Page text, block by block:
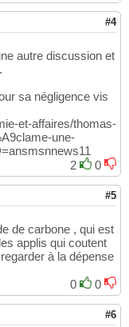
#4
autre discussion et
sa négligence vis
et-affaires/thomas-
une-
2
0
#5
de carbone , qui est
applis qui coutent
à la dépense
0
0
#6